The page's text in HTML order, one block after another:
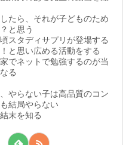
たら、それが子どものため
と思う
スタディサプリが登場する
と思い広める活動をする
でネットで勉強するのが当
る
やらない子は高品質のコン
結局やらない
末を知る